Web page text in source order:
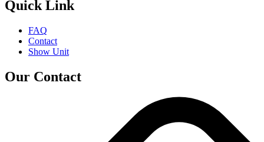
Quick Link
FAQ
Contact
Show Unit
Our Contact